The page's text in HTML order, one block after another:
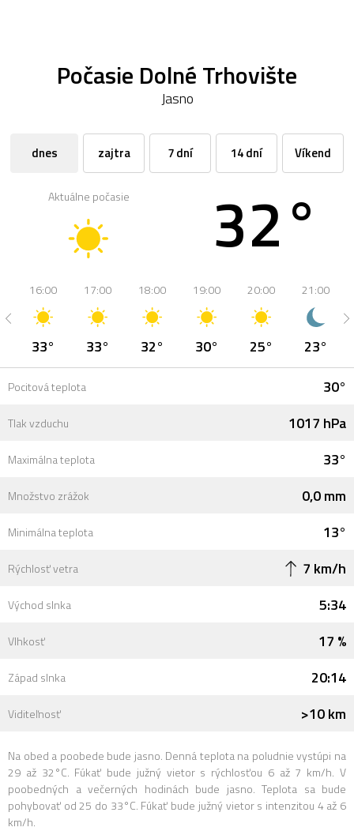
Počasie Dolné Trhovište
Jasno
dnes zajtra 7 dní 14 dní Víkend
Aktuálne počasie 32°
16:00
33°
17:00
33°
18:00
32°
19:00
30°
20:00
25°
21:00
23°
Pocitová teplota 30°
Tlak vzduchu 1017 hPa
Maximálna teplota 33°
Množstvo zrážok 0,0 mm
Minimálna teplota 13°
Rýchlosť vetra 7 km/h
Východ slnka 5:34
Vlhkosť 17 %
Západ slnka 20:14
Viditeľnosť >10 km
Na obed a poobede bude jasno. Denná teplota na poludnie vystúpi na
29 až 32°C. Fúkať bude južný vietor s rýchlosťou 6 až 7 km/h. V
poobedných a večerných hodinách bude jasno. Teplota sa bude
pohybovať od 25 do 33°C. Fúkať bude južný vietor s intenzitou 4 až 6
km/h.